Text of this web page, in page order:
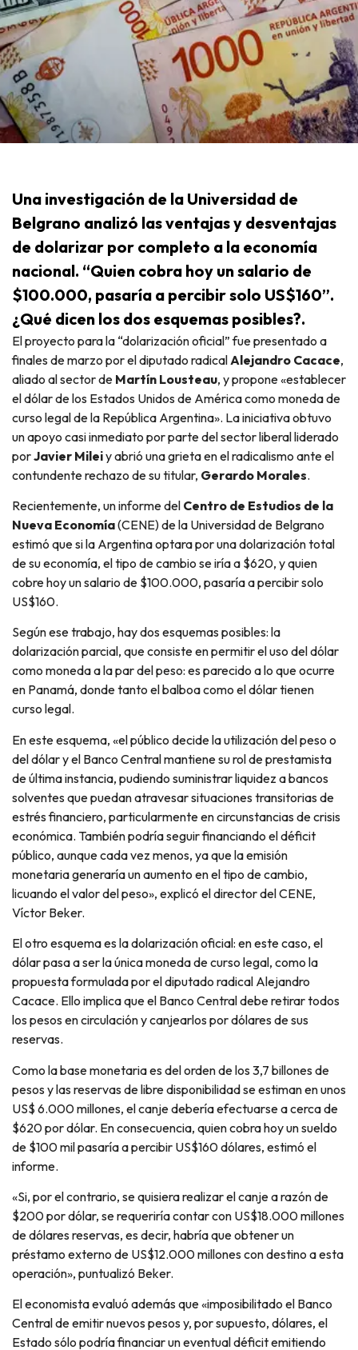
Una investigación de la Universidad de
Belgrano analizó las ventajas y desventajas
de dolarizar por completo a la economía
nacional. “Quien cobra hoy un salario de
$100.000, pasaría a percibir solo US$160”.
¿Qué dicen los dos esquemas posibles?.
El proyecto para la “dolarización oficial” fue presentado a
finales de marzo por el diputado radical Alejandro Cacace,
aliado al sector de Martín Lousteau, y propone «establecer
el dólar de los Estados Unidos de América como moneda de
curso legal de la República Argentina». La iniciativa obtuvo
un apoyo casi inmediato por parte del sector liberal liderado
porJavier Mileiy abrió una grieta en el radicalismo ante el
contundente rechazo de su titular, Gerardo Morales.
Recientemente, un informe del Centro de Estudios de la
Nueva Economía(CENE) de la Universidad de Belgrano
estimó que si la Argentina optara por una dolarización total
de su economía, el tipo de cambio se iría a $620, y quien
cobre hoy un salario de $100.000, pasaría a percibir solo
US$160.
Según ese trabajo, hay dos esquemas posibles: la
dolarización parcial, que consiste en permitir el uso del dólar
como moneda a la par del peso: es parecido a lo que ocurre
en Panamá, donde tanto el balboa como el dólar tienen
curso legal.
En este esquema, «el público decide la utilización del peso o
del dólar y el Banco Central mantiene su rol de prestamista
de última instancia, pudiendo suministrar liquidez a bancos
solventes que puedan atravesar situaciones transitorias de
estrés financiero, particularmente en circunstancias de crisis
económica. También podría seguir financiando el déficit
público, aunque cada vez menos, ya que la emisión
monetaria generaría un aumento en el tipo de cambio,
licuando el valor del peso», explicó el director del CENE,
Víctor Beker.
El otro esquema es la dolarización oficial: en este caso, el
dólar pasa a ser la única moneda de curso legal, como la
propuesta formulada por el diputado radical Alejandro
Cacace. Ello implica que el Banco Central debe retirar todos
los pesos en circulación y canjearlos por dólares de sus
reservas.
Como la base monetaria es del orden de los 3,7 billones de
pesos y las reservas de libre disponibilidad se estiman en unos
US$ 6.000 millones, el canje debería efectuarse a cerca de
$620 por dólar. En consecuencia, quien cobra hoy un sueldo
de $100 mil pasaría a percibir US$160 dólares, estimó el
informe.
«Si, por el contrario, se quisiera realizar el canje a razón de
$200 por dólar, se requeriría contar con US$18.000 millones
de dólares reservas, es decir, habría que obtener un
préstamo externo de US$12.000 millones con destino a esta
operación», puntualizó Beker.
El economista evaluó además que «imposibilitado el Banco
Central de emitir nuevos pesos y, por supuesto, dólares, el
Estado sólo podría financiar un eventual déficit emitiendo